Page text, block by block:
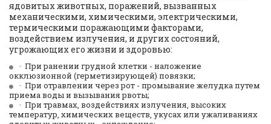
ядовитых животных, поражений, вызванных
механическими, химическими, электрическими,
термическими поражающими факторами,
воздействием излучения, и других состояний,
угрожающих его жизни и здоровью:
·  При ранении грудной клетки - наложение
окклюзионной (герметизирующей) повязки;
·  При отравлении через рот - промывание желудка путем
приема воды и вызывания рвоты;
·  При травмах, воздействиях излучения, высоких
температур, химических веществ, укусах или ужаливаниях